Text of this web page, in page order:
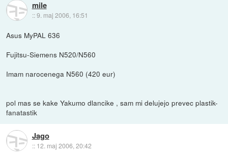
mile
::9. maj 2006, 16:51
Asus MyPAL 636
Fujitsu-Siemens N520/N560
Imam narocenega N560 (420 eur)
pol mas se kake Yakumo dlancike , sam mi delujejo prevec plastik-
fanatastik
Jago
:: 12. maj 2006, 20:42